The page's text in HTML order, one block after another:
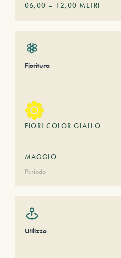
06,00 – 12,00 METRI
Fioritura
FIORI COLOR GIALLO
MAGGIO
Periodo
Utilizzo